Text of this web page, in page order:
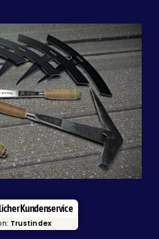
Kundenservice
Trustindex